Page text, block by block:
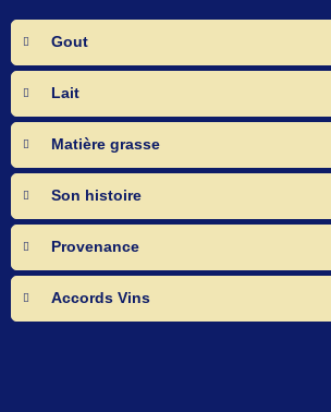
Gout
Lait
Matière grasse
Son histoire
Provenance
Accords Vins